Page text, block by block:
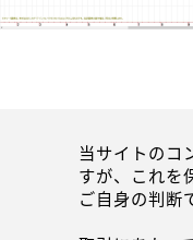
当サイトのコ
すが、これを
ご自身の判断